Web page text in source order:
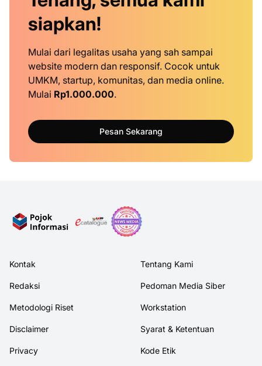
siapkan!
Mulai dari legalitas usaha yang sah sampai
website modern dan responsif. Cocok untuk
UMKM, startup, komunitas, dan media online.
Mulai Rp1.000.000.
Pesan Sekarang
Kontak Tentang Kami
Redaksi Pedoman Media Siber
Metodologi Riset Workstation
Disclaimer Syarat & Ketentuan
Privacy Kode Etik